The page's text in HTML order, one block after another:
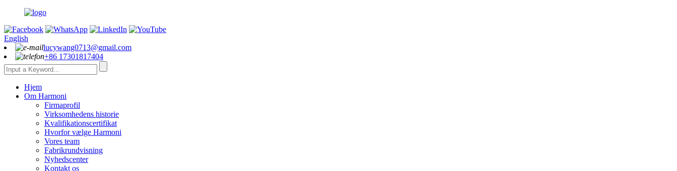
English
lucywang0713@gmail.com
+86 17301817404
Hjem
Om Harmoni
Firmaprofil
Virksomhedens historie
Kvalifikationscertifikat
Hvorfor vælge Harmoni
Vores team
Fabrikrundvisning
Nyhedscenter
Kontakt os